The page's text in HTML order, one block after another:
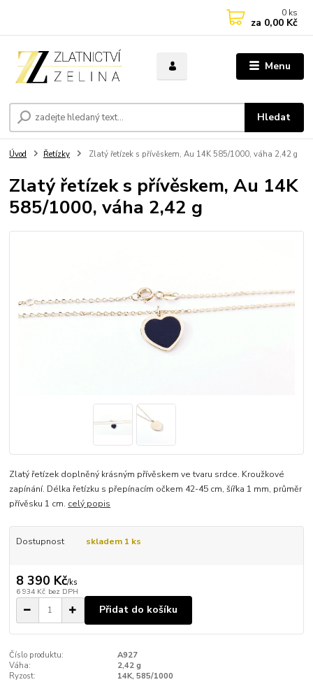
Menu
Hledat
0 ks
za 0,00 Kč
Úvod Řetízky Zlatý řetízek s přívěskem, Au 14K 585/1000, váha 2,42 g
Zlatý řetízek s přívěskem, Au 14K
585/1000, váha 2,42 g
Zlatý řetízek doplněný krásným přívěskem ve tvaru srdce. Kroužkové
zapínání. Délka řetízku s přepínacím očkem 42-45 cm, šířka 1 mm, průměr
přívěsku 1 cm. celý popis
Dostupnost skladem 1 ks
8 390 Kč/ks
6 934 Kč bez DPH
Přidat do košíku
Číslo produktu:
A927
Váha:
2,42 g
Ryzost:
14K, 585/1000